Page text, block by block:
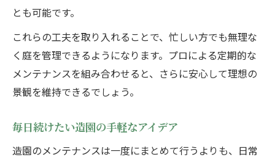
とも可能です。
これらの工夫を取り入れることで、忙しい方でも無理な
く庭を管理できるようになります。プロによる定期的な
メンテナンスを組み合わせると、さらに安心して理想の
景観を維持できるでしょう。
毎日続けたい造園の手軽なアイデア
造園のメンテナンスは一度にまとめて行うよりも、日常